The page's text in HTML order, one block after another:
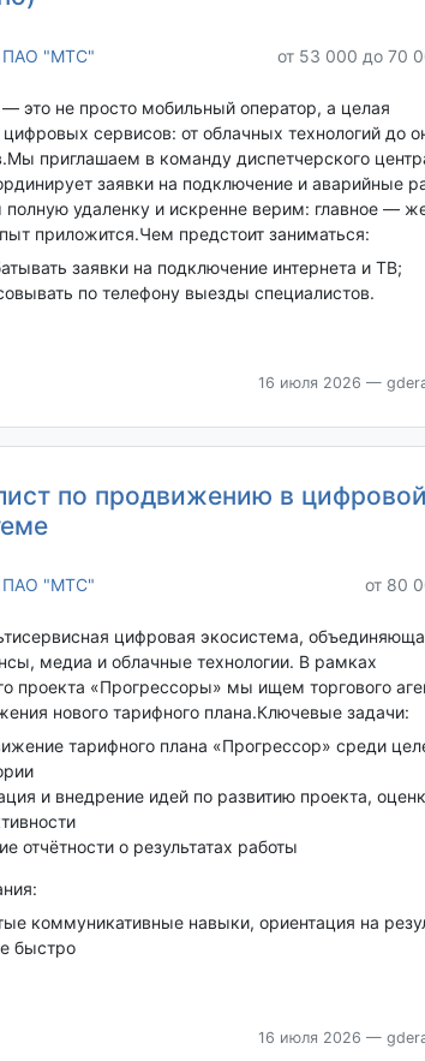
ПАО "МТС" от 53 000 до 70
это не просто мобильный оператор, а целая
сервисов: от облачных технологий до
приглашаем в команду диспетчерского
заявки на подключение и аварийные
полную удаленку и искренне верим: главное —
приложится.Чем предстоит заниматься:
заявки на подключение интернета и ТВ;
по телефону выезды специалистов.
16 июля 2026 —
по продвижению в цифровой
ПАО "МТС" от 80
цифровая экосистема,
медиа и облачные технологии. В рамках
проекта «Прогрессоры» мы ищем торгового
нового тарифного плана.Ключевые задачи:
тарифного плана «Прогрессор» среди
и внедрение идей по развитию проекта,
отчётности о результатах работы
коммуникативные навыки, ориентация на
быстро
16 июля 2026 —